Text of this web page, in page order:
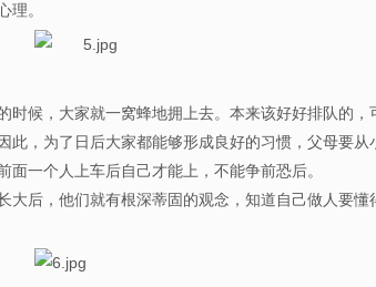
心理。
候，大家就一窝蜂地拥上去。本来该好好排队的
，为了日后大家都能够形成良好的习惯，父母要
前面一个人上车后自己才能上，不能争前恐后。
，他们就有根深蒂固的观念，知道自己做人要懂